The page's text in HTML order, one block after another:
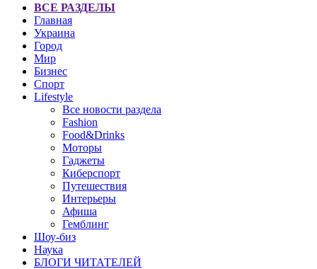
ВСЕ РАЗДЕЛЫ
Главная
Украина
Город
Мир
Бизнес
Спорт
Lifestyle
Все новости раздела
Fashion
Food&Drinks
Моторы
Гаджеты
Киберспорт
Путешествия
Интерьеры
Афиша
Гемблинг
Шоу-биз
Наука
БЛОГИ ЧИТАТЕЛЕЙ